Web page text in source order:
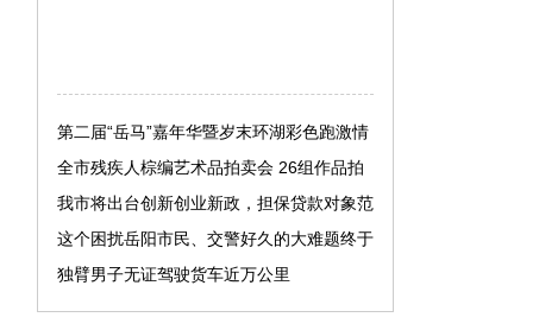
第二届“岳马”嘉年华暨岁末环湖彩色跑激情
开跑
全市残疾人棕编艺术品拍卖会 26组作品拍
出11万余元
我市将出台创新创业新政，担保贷款对象范
围更广
这个困扰岳阳市民、交警好久的大难题终于
解决了！
独臂男子无证驾驶货车近万公里